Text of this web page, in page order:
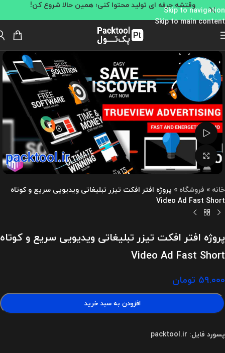
Skip to navigation
Skip to main content
وقتشه حرفه ای تولید محتوا کنی؛ همین حالا شروع کن!
تماشای ویدئو
بزرگنمایی تصویر
خانه » فروشگاه » پروژه افتر افکت تیزر تبلیغاتی ویدیویی سریع و کوتاه
Video Ad Fast Short
پروژه افتر افکت تیزر تبلیغاتی ویدیویی سریع و کوتاه
Video Ad Fast Short
۵۹.۰۰۰ تومان
افزودن به سبد خرید
پسورد فایل: packtool.ir